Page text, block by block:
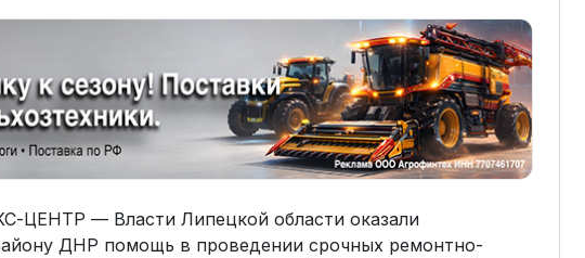
ЦЕНТР — Власти Липецкой области оказали
ДНР помощь в проведении срочных ремонтно-